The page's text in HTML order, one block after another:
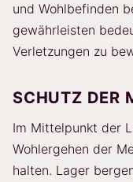
und Wohlbefinden
gewährleisten
Verletzungen zu
SCHUTZ DER
Im Mittelpunkt der
Wohlergehen der
halten. Lager